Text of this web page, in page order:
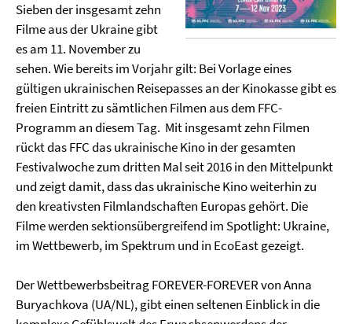
Sieben der insgesamt zehn
Filme aus der Ukraine gibt
es am 11. November zu
sehen. Wie bereits im Vorjahr gilt: Bei Vorlage eines
gültigen ukrainischen Reisepasses an der Kinokasse gibt es
freien Eintritt zu sämtlichen Filmen aus dem FFC-
Programm an diesem Tag. Mit insgesamt zehn Filmen
rückt das FFC das ukrainische Kino in der gesamten
Festivalwoche zum dritten Mal seit 2016 in den Mittelpunkt
und zeigt damit, dass das ukrainische Kino weiterhin zu
den kreativsten Filmlandschaften Europas gehört. Die
Filme werden sektionsübergreifend im Spotlight: Ukraine,
im Wettbewerb, im Spektrum und in EcoEast gezeigt.
Der Wettbewerbsbeitrag FOREVER-FOREVER von Anna
Buryachkova (UA/NL), gibt einen seltenen Einblick in die